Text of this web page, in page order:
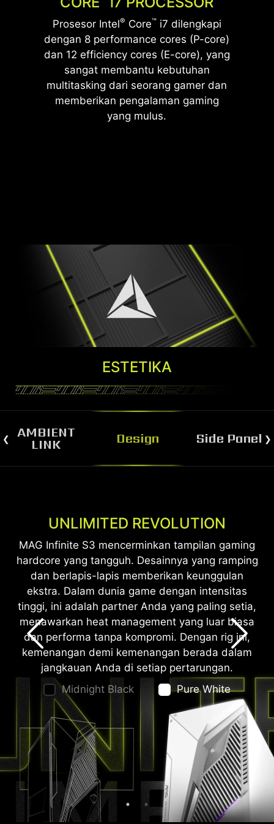
Prosesor Intel® Core™i7 dilengkapi
dengan 8 performance cores (P-core)
dan 12 efficiency cores (E-core), yang
sangat membantu kebutuhan
multitasking dari seorang gamer dan
memberikan pengalaman gaming
yang mulus.
menghadirkan heatsink, memungkinkan gamer
untuk menikmati pengalaman gaming yang
efisien dan stabil.
*Opsional. Spesifikasi asli dapat berbeda mengikuti
konfigurasi.
*Spesifikasi asli dapat berbeda mengikuti negara.
meningkatkan jangka hidupnya, dengan
tambahan opsi kustomisasi untuk estetika.
ESTETIKA
AMBIENT
LINK Design Side Panel
UNLIMITED REVOLUTION
MAG Infinite S3 mencerminkan tampilan gaming
hardcore yang tangguh. Desainnya yang ramping
dan berlapis-lapis memberikan keunggulan
ekstra. Dalam dunia game dengan intensitas
tinggi, ini adalah partner Anda yang paling setia,
menawarkan heat management yang luar biasa
dan performa tanpa kompromi. Dengan rig ini,
kemenangan demi kemenangan berada dalam
jangkauan Anda di setiap pertarungan.
Midnight Black
Pure White
SEE-THROUGH WINDOW
MAG Infinite S3 memiliki panel samping tembus
pandang yang memungkinkan Anda
memamerkan desktop pribadi Anda.
Midnight Black Pure White
LIGHT UP YOUR RIG
Kustomisasikan MAG Infinite S3 Anda dengan
Mystic Light. Pilih warna apapun yang tersedia
dari palette dan desain LED Effect Anda.